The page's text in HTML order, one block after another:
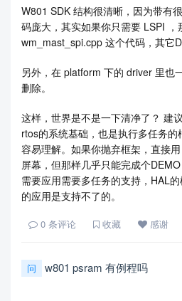
W801 SDK 结构很清晰，因为带有
码庞大，其实如果你只需要 LSPI ，
wm_mast_spi.cpp 这个代码，其它
另外，在 platform 下的 driver 里也
删除。
这样，世界是不是一下清净了？ 建
rtos的系统基础，也是执行多任务
容易理解。如果你抛弃框架，直接
屏幕，但那样几乎只能完成个
需要应用需要多任务的支持，HAL
的应用是支持不了的。
0 条评论 收藏 感谢
问 w801 psram 有例程吗